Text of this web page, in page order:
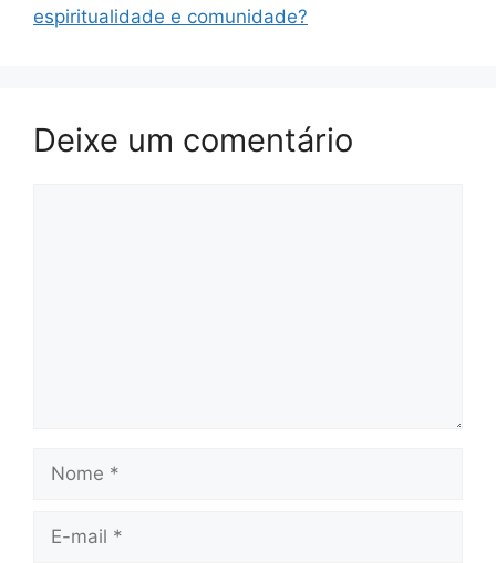
espiritualidade e comunidade?
Deixe um comentário
mail